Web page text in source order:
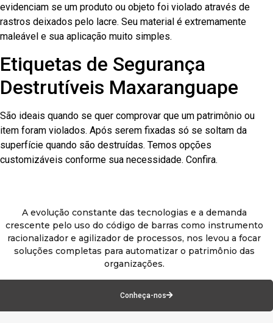
evidenciam se um produto ou objeto foi violado através de
rastros deixados pelo lacre. Seu material é extremamente
maleável e sua aplicação muito simples.
Etiquetas de Segurança
Destrutíveis Maxaranguape
São ideais quando se quer comprovar que um patrimônio ou
item foram violados. Após serem fixadas só se soltam da
superfície quando são destruídas. Temos opções
customizáveis conforme sua necessidade. Confira.
A evolução constante das tecnologias e a demanda
crescente pelo uso do código de barras como instrumento
racionalizador e agilizador de processos, nos levou a focar
soluções completas para automatizar o patrimônio das
organizações.
Conheça-nos